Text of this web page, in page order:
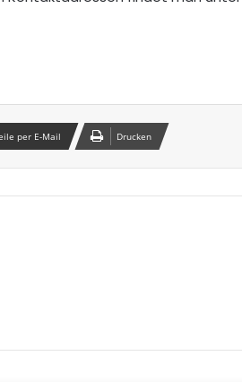
per E-Mail Drucken